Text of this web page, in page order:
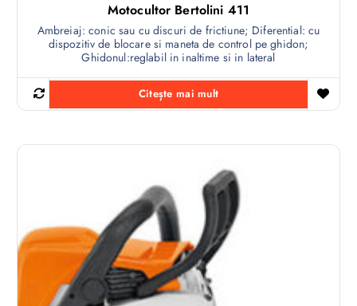
Motocultor Bertolini 411
Ambreiaj: conic sau cu discuri de frictiune; Diferential: cu
dispozitiv de blocare si maneta de control pe ghidon;
Ghidonul:reglabil in inaltime si in lateral
Citește mai mult